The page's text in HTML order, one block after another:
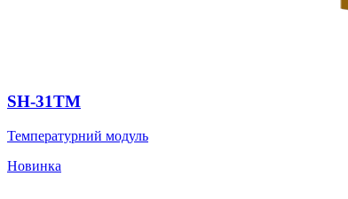
SH-31TM
Температурний модуль
Новинка